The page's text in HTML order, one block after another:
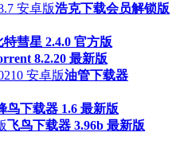
浩克下载会员解锁版
特彗星 2.4.0 官方版
8.2.20 最新版
油管下载器
鸟下载器 1.6 最新版
飞鸟下载器 3.96b 最新版